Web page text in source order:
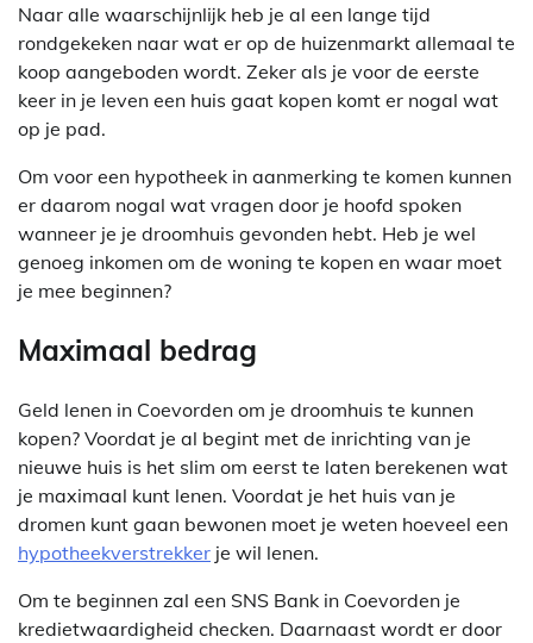
Naar alle waarschijnlijk heb je al een lange tijd
rondgekeken naar wat er op de huizenmarkt allemaal te
koop aangeboden wordt. Zeker als je voor de eerste
keer in je leven een huis gaat kopen komt er nogal wat
op je pad.
Om voor een hypotheek in aanmerking te komen kunnen
er daarom nogal wat vragen door je hoofd spoken
wanneer je je droomhuis gevonden hebt. Heb je wel
genoeg inkomen om de woning te kopen en waar moet
je mee beginnen?
Maximaal bedrag
Geld lenen in Coevorden om je droomhuis te kunnen
kopen? Voordat je al begint met de inrichting van je
nieuwe huis is het slim om eerst te laten berekenen wat
je maximaal kunt lenen. Voordat je het huis van je
dromen kunt gaan bewonen moet je weten hoeveel een
hypotheekverstrekker je wil lenen.
Om te beginnen zal een SNS Bank in Coevorden je
kredietwaardigheid checken. Daarnaast wordt er door